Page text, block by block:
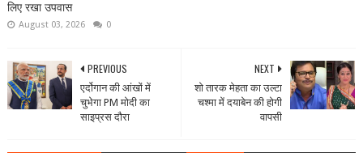
लिए रखा उपवास
August 03, 2026 0
NEXT
शो तारक मेहता का उल्टा
चश्मा में दयाबेन की होगी
वापसी
PREVIOUS
एर्दोगान की आंखों में
चुभेगा PM मोदी का
साइप्रस दौरा